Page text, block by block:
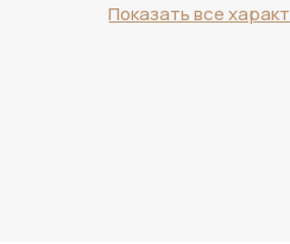
Показать все